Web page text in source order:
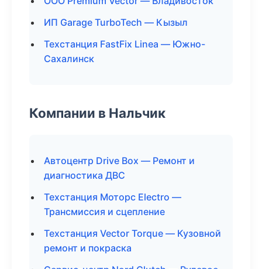
ИП Garage TurboTech — Кызыл
Техстанция FastFix Linea — Южно-
Сахалинск
Компании в Нальчик
Автоцентр Drive Box — Ремонт и
диагностика ДВС
Техстанция Моторс Electro —
Трансмиссия и сцепление
Техстанция Vector Torque — Кузовной
ремонт и покраска